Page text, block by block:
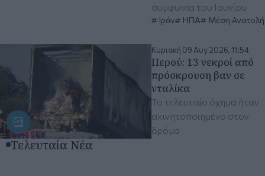
συμφωνία του Ιουνίου
Ιράν ΗΠΑ Μέση Ανατολή
Κυριακή 09 Αυγ 2026, 11:54
Περού: 13 νεκροί από
πρόσκρουση βαν σε
νταλίκα
Το τελευταίο όχημα ήταν
ακινητοποιημένο στον
δρόμο
Τελευταία Νέα